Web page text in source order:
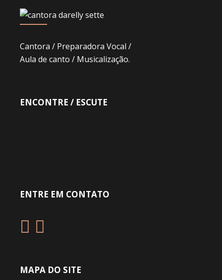
Cantora / Preparadora Vocal /
Aula de canto / Musicalização.
ENCONTRE / ESCUTE
ENTRE EM CONTATO
MAPA DO SITE